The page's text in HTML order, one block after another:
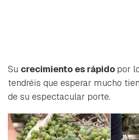
Su crecimiento es rápido por
tendréis que esperar mucho
de su espectacular porte.